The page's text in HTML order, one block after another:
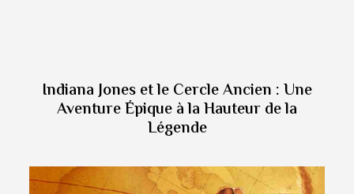
Indiana Jones et le Cercle Ancien : Une
Aventure Épique à la Hauteur de la
Légende